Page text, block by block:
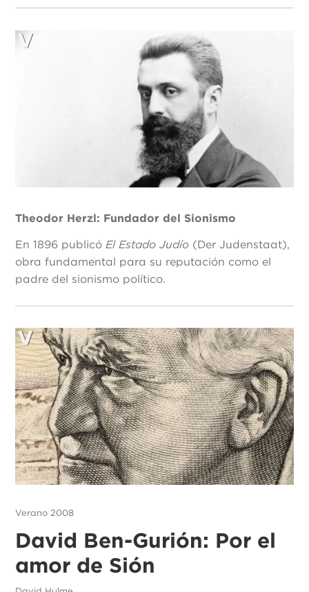
Theodor Herzl: Fundador del Sionismo
En 1896 publicóEl Estado Judío (Der Judenstaat),
obra fundamental para su reputación como el
padre del sionismo político.
Verano 2008
David Ben-Gurión: Por el
amor de Sión